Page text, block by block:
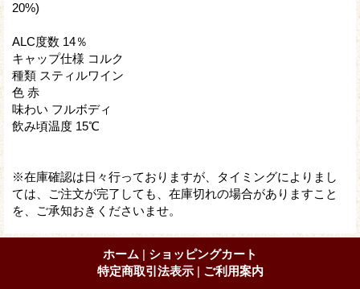
20%)
ALC度数 14％
キャップ仕様 コルク
種類 スティルワイン
色 赤
味わい フルボディ
飲み頃温度 15℃
※在庫確認は日々行っておりますが、タイミングによりまし
ては、ご注文が完了しても、在庫切れの場合がありますこと
を、ご承知おきくださいませ。
ホーム | ショッピングカート
特定商取引法表示 | ご利用案内